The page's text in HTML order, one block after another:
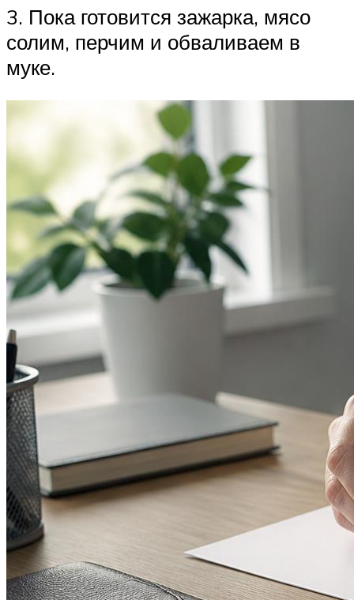
3. Пока готовится зажарка, мясо
солим, перчим и обваливаем в
муке.